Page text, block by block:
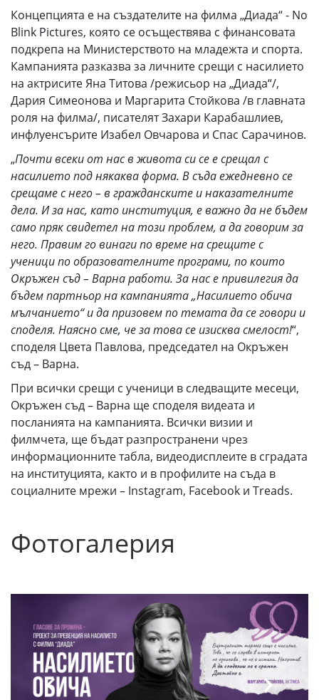
Концепцията е на създателите на филма „Диада“ - No
Blink Pictures, която се осъществява с финансовата
подкрепа на Министерството на младежта и спорта.
Кампанията разказва за личните срещи с насилието
на актрисите Яна Титова /режисьор на „Диада“/,
Дария Симеонова и Маргарита Стойкова /в главната
роля на филма/, писателят Захари Карабашлиев,
инфлуенсърите Изабел Овчарова и Спас Сарачинов.
„Почти всеки от нас в живота си се е срещал с
насилието под някаква форма. В съда ежедневно се
срещаме с него – в гражданските и наказателните
дела. И за нас, като институция, е важно да не бъдем
само пряк свидетел на този проблем, а да говорим за
него. Правим го винаги по време на срещите с
ученици по образователните програми, по които
Окръжен съд – Варна работи. За нас е привилегия да
бъдем партньор на кампанията „Насилието обича
мълчанието“ и да призовем по темата да се говори и
споделя. Наясно сме, че за това се изисква смелост!“,
споделя Цвета Павлова, председател на Окръжен
съд – Варна.
При всички срещи с ученици в следващите месеци,
Окръжен съд – Варна ще споделя видеата и
посланията на кампанията. Всички визии и
филмчета, ще бъдат разпространени чрез
информационните табла, видеодисплеите в сградата
на институцията, както и в профилите на съда в
социалните мрежи – Instagram, Facebook и Treads.
Фотогалерия